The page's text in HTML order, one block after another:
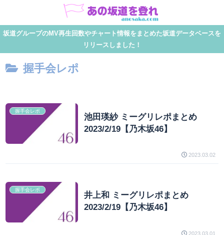
坂道グループのMV再生回数やチャート情報をまとめた坂道データベースを
リリースしました！
握手会レポ
握手会レポ
池田瑛紗 ミーグリレポまとめ
2023/2/19【乃木坂46】
2023.03.02
握手会レポ
井上和 ミーグリレポまとめ
2023/2/19【乃木坂46】
2023.03.01